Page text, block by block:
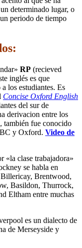
determinado lugar, o
periodo de tiempo
RP (recieved
inglés es que
los estudiantes. Es
Concise Oxford English
del sur de
derivacion entre los
también fue conocido
y Oxford. Video de
«la clase trabajadora»
se habla en
Brentwood,
Basildon, Thurrock,
Eltham entre muchas
es un dialecto de
de Merseyside y